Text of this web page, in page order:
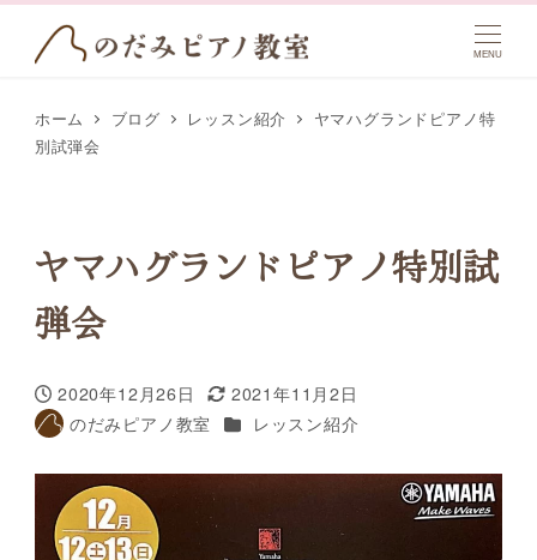
MENU
ホーム ブログ レッスン紹介
ヤマハグランドピアノ特
別試弾会
ヤマハグランドピアノ特別試
弾会
投稿日
2020年12月26日
更新日
2021年11月2日
著
のだみピアノ教室 カテゴリー
レッスン紹介